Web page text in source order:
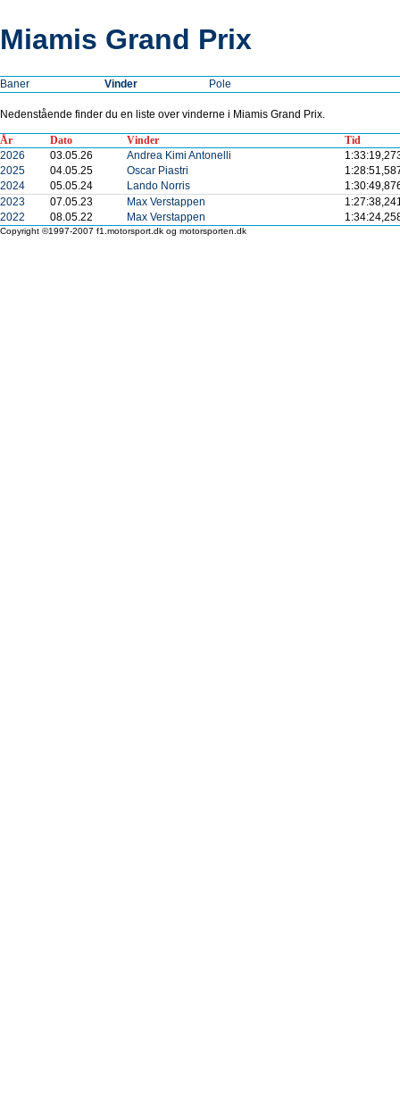
Miamis Grand Prix
Baner Vinder Pole
Nedenstående finder du en liste over vinderne i Miamis Grand Prix.
År Dato Vinder
Tid
2026
03.05.26 Andrea Kimi Antonelli
2025
04.05.25 Oscar Piastri
2024
05.05.24 Lando Norris
2023
07.05.23 Max Verstappen
2022
08.05.22 Max Verstappen
Copyright ©1997-2007 f1.motorsport.dk og motorsporten.dk